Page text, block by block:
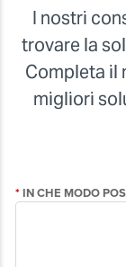
I nostri
trovare la
Completa il
migliori